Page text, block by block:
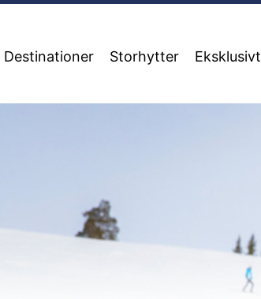
Destinationer Storhytter Eksklusivt